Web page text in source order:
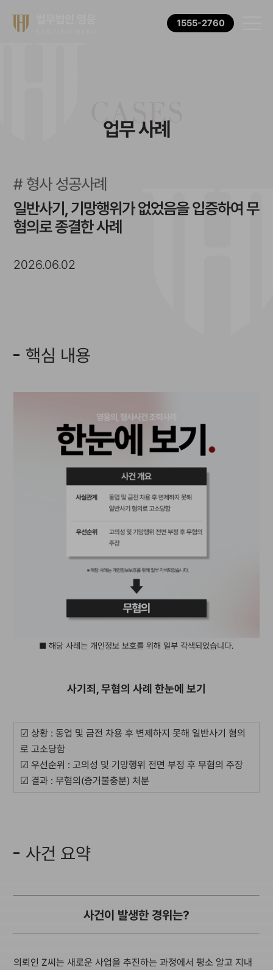
1555-2760
CASES
업무 사례
형사 성공사례
일반사기, 기망행위가 없었음을 입증하여 무
혐의로 종결한 사례
2026.06.02
핵심 내용
■ 해당 사례는 개인정보 보호를 위해 일부 각색되었습니다.
사기죄, 무혐의 사례 한눈에 보기
☑ 상황 : 동업 및 금전 차용 후 변제하지 못해 일반사기 혐의
로 고소당함
☑ 우선순위 : 고의성 및 기망행위 전면 부정 후 무혐의 주장
☑ 결과 : 무혐의(증거불충분) 처분
사건 요약
사건이 발생한 경위는?
의뢰인 Z씨는 새로운 사업을 추진하는 과정에서 평소 알고 지내